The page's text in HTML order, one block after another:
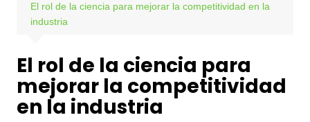
El rol de la ciencia para mejorar la competitividad en la
industria
El rol de la ciencia para
mejorar la competitividad
en la industria